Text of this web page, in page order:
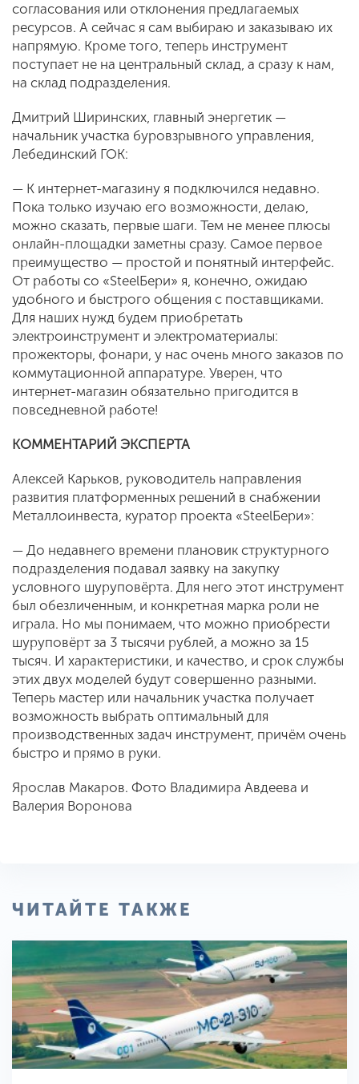
согласования или отклонения предлагаемых
ресурсов. А сейчас я сам выбираю и заказываю их
напрямую. Кроме того, теперь инструмент
поступает не на центральный склад, а сразу к нам,
на склад подразделения.
Дмитрий Ширинских, главный энергетик —
начальник участка буровзрывного управления,
Лебединский ГОК:
— К интернет-магазину я подключился недавно.
Пока только изучаю его возможности, делаю,
можно сказать, первые шаги. Тем не менее плюсы
онлайн-площадки заметны сразу. Самое первое
преимущество — простой и понятный интерфейс.
От работы со «SteelБери» я, конечно, ожидаю
удобного и быстрого общения с поставщиками.
Для наших нужд будем приобретать
электроинструмент и электроматериалы:
прожекторы, фонари, у нас очень много заказов по
коммутационной аппаратуре. Уверен, что
интернет-магазин обязательно пригодится в
повседневной работе!
КОММЕНТАРИЙ ЭКСПЕРТА
Алексей Карьков, руководитель направления
развития платформенных решений в снабжении
Металлоинвеста, куратор проекта «SteelБери»:
— До недавнего времени плановик структурного
подразделения подавал заявку на закупку
условного шуруповёрта. Для него этот инструмент
был обезличенным, и конкретная марка роли не
играла. Но мы понимаем, что можно приобрести
шуруповёрт за 3 тысячи рублей, а можно за 15
тысяч. И характеристики, и качество, и срок службы
этих двух моделей будут совершенно разными.
Теперь мастер или начальник участка получает
возможность выбрать оптимальный для
производственных задач инструмент, причём очень
быстро и прямо в руки.
Ярослав Макаров. Фото Владимира Авдеева и
Валерия Воронова
ЧИТАЙТЕ ТАКЖЕ